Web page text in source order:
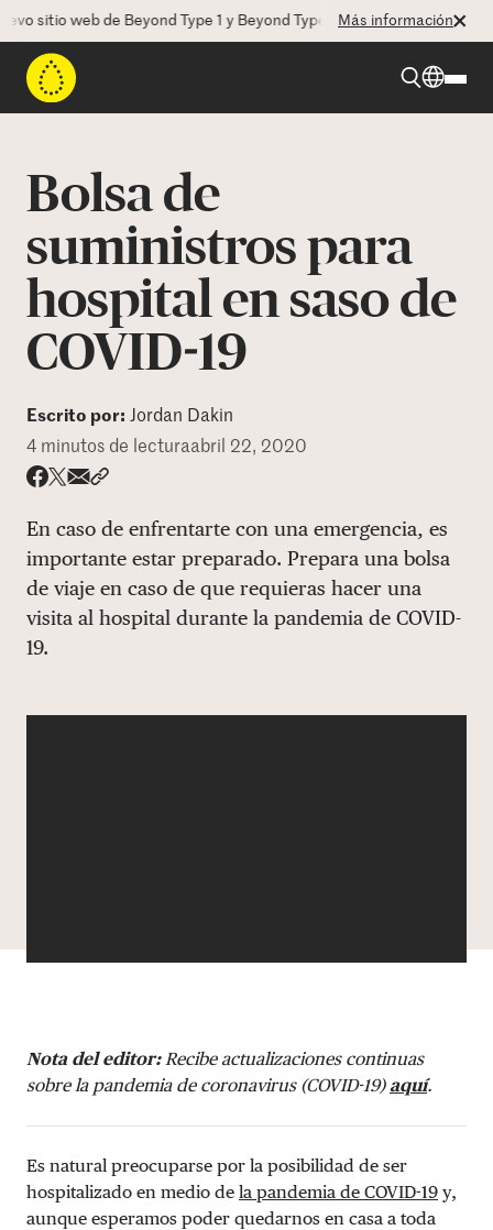
web de Beyond Type 1 y Beyond Type 2! La CEO Deborah Dugan
Más información
Recursos
Programas
Quienes somos
DONAR
Bolsa de
suministros para
hospital en saso de
COVID-19
Escrito por: Jordan Dakin
4 minutos de lecturaabril 22, 2020
En caso de enfrentarte con una emergencia, es
importante estar preparado. Prepara una bolsa
de viaje en caso de que requieras hacer una
visita al hospital durante la pandemia de COVID-
19.
Nota del editor:Recibe actualizaciones continuas
sobre la pandemia de coronavirus (COVID-19)aquí.
Es natural preocuparse por la posibilidad de ser
hospitalizado en medio de la pandemia de COVID-19 y,
aunque esperamos poder quedarnos en casa a toda